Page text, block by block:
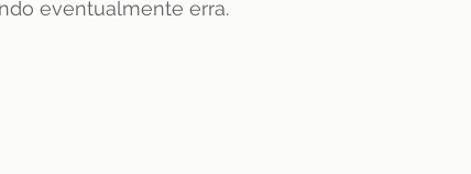
eventualmente erra.